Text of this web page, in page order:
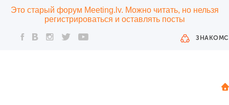
Это старый форум Meeting.lv. Можно читать, но нельзя
регистрироваться и оставлять посты